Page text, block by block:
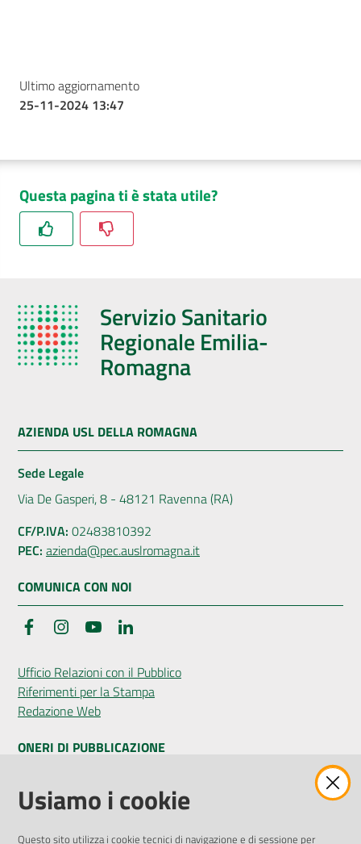
Ultimo aggiornamento
25-11-2024 13:47
Questa pagina ti è stata utile?
Servizio Sanitario
Regionale Emilia-
Romagna
AZIENDA USL DELLA ROMAGNA
Sede Legale
Via De Gasperi, 8 - 48121 Ravenna (RA)
CF/P.IVA: 02483810392
PEC: azienda@pec.auslromagna.it
COMUNICA CON NOI
FacebookInstagramYouTube
Ufficio Relazioni con il Pubblico
Riferimenti per la Stampa
Redazione Web
ONERI DI PUBBLICAZIONE
Amministrazione Trasparente
Pubblicità legale
Usiamo i cookie
Questo sito utilizza i cookie tecnici di navigazione e di sessione per